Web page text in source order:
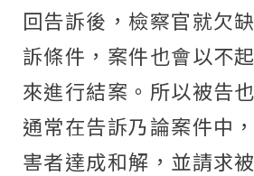
回告訴後，檢察官就欠
訴條件，案件也會以不
來進行結案。所以被告
通常在告訴乃論案件中
害者達成和解，並請求